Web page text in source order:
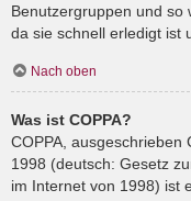
Benutzergruppen und so
da sie schnell erledigt ist
Nach oben
Was ist COPPA?
COPPA, ausgeschrieben
1998 (deutsch: Gesetz
im Internet von 1998) ist